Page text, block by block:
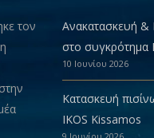
τον
Ανακατασκευή &
στο συγκρότημα
10 Ιουνίου 2026
Κατασκευή
IKOS Kissamos